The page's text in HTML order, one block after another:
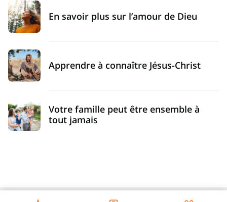
En savoir plus sur l’amour de Dieu
Apprendre à connaître Jésus-Christ
Votre famille peut être ensemble à
tout jamais